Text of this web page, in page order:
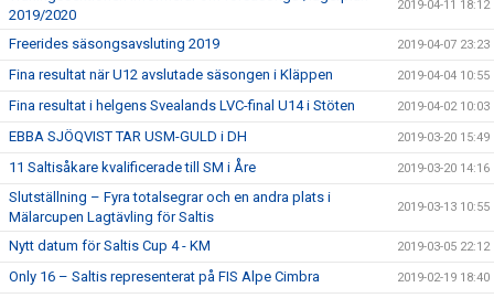
2019/2020
2019-04-11 18:12
Freerides säsongsavsluting 2019 2019-04-07 23:23
Fina resultat när U12 avslutade säsongen i Kläppen 2019-04-04 10:55
Fina resultat i helgens Svealands LVC-final U14 i Stöten 2019-04-02 10:03
EBBA SJÖQVIST TAR USM-GULD i DH 2019-03-20 15:49
11 Saltisåkare kvalificerade till SM i Åre 2019-03-20 14:16
Slutställning – Fyra totalsegrar och en andra plats i
Mälarcupen Lagtävling för Saltis
2019-03-13 10:55
Nytt datum för Saltis Cup 4 - KM 2019-03-05 22:12
Only 16 – Saltis representerat på FIS Alpe Cimbra 2019-02-19 18:40